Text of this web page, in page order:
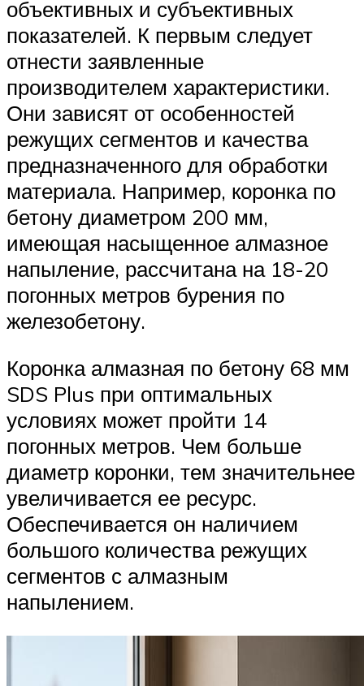
объективных и субъективных
показателей. К первым следует
отнести заявленные
производителем характеристики.
Они зависят от особенностей
режущих сегментов и качества
предназначенного для обработки
материала. Например, коронка по
бетону диаметром 200 мм,
имеющая насыщенное алмазное
напыление, рассчитана на 18-20
погонных метров бурения по
железобетону.
Коронка алмазная по бетону 68 мм
SDS Plus при оптимальных
условиях может пройти 14
погонных метров. Чем больше
диаметр коронки, тем значительнее
увеличивается ее ресурс.
Обеспечивается он наличием
большого количества режущих
сегментов с алмазным
напылением.